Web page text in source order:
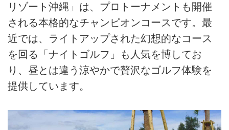
リゾート沖縄」は、プロトーナメントも開催
される本格的なチャンピオンコースです。最
近では、ライトアップされた幻想的なコース
を回る「ナイトゴルフ」も人気を博してお
り、昼とは違う涼やかで贅沢なゴルフ体験を
提供しています。